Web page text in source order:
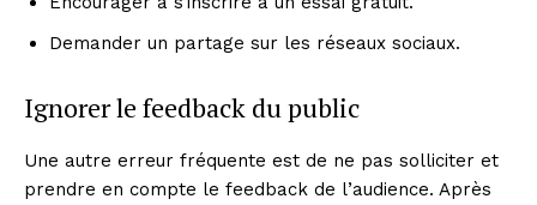
Demander un partage sur les réseaux sociaux.
Ignorer le feedback du public
Une autre erreur fréquente est de ne pas solliciter et
prendre en compte le feedback de l’audience. Après